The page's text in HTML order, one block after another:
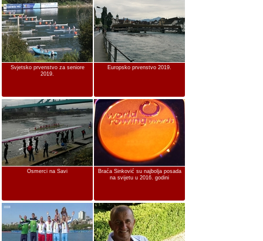
Svjetsko prvenstvo za seniore
2019.
Europsko prvenstvo 2019.
Osmerci na Savi
Braća Sinković su najbolja posada
na svijetu u 2016. godini